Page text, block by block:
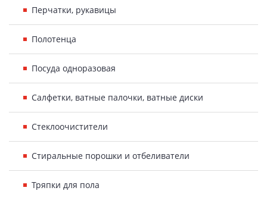
Перчатки, рукавицы
Полотенца
Посуда одноразовая
Салфетки, ватные палочки, ватные диски
Стеклоочистители
Стиральные порошки и отбеливатели
Тряпки для пола